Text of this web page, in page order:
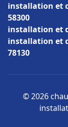
installation et
58300
installation et
installation et
78130
© 2026